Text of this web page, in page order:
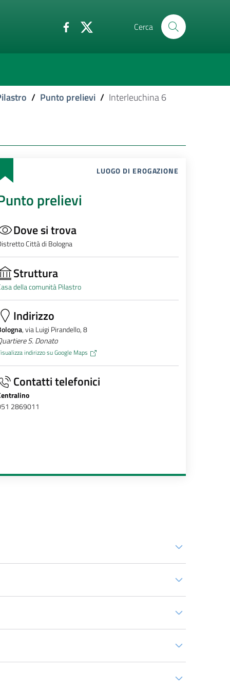
Cerca
/ Punto prelievi / Interleuchina 6
LUOGO DI EROGAZIONE
prelievi
Dove si trova
Città di Bologna
Struttura
della comunità Pilastro
Indirizzo
, via Luigi Pirandello, 8
S. Donato
indirizzo su Google Maps
Contatti telefonici
2869011